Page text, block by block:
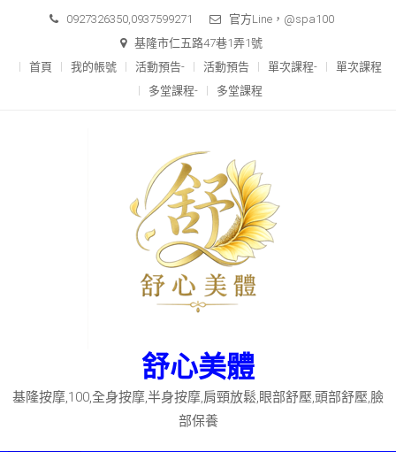
content
0927326350,0937599271
官方Line，@spa100
基隆市仁五路47巷1弄1號
首頁
我的帳號 活動預告- 活動預告 單次課程-
單次課程
多堂課程-
多堂課程
舒心美體
基隆按摩,100,全身按摩,半身按摩,肩頸放鬆,眼部舒壓,頭部舒壓,臉
部保養